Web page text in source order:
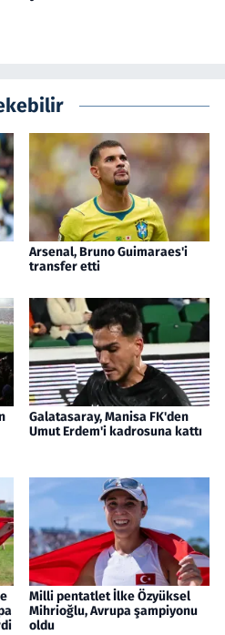
Arsenal, Bruno Guimaraes'i
transfer etti
Galatasaray, Manisa FK'den
Umut Erdem'i kadrosuna kattı
Milli pentatlet İlke Özyüksel
Mihrioğlu, Avrupa şampiyonu
oldu